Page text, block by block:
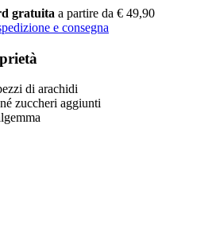
gratuita a partire da € 49,90
e consegna
di arachidi
zuccheri aggiunti